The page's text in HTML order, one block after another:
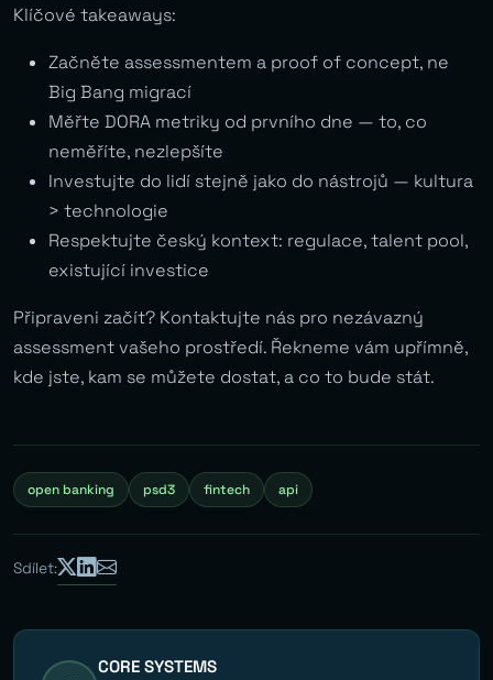
Klíčové takeaways:
Začněte assessmentem a proof of concept, ne
Big Bang migrací
Měřte DORA metriky od prvního dne — to, co
neměříte, nezlepšíte
Investujte do lidí stejně jako do nástrojů — kultura
> technologie
Respektujte český kontext: regulace, talent pool,
existující investice
Připraveni začít? Kontaktujte nás pro nezávazný
assessment vašeho prostředí. Řekneme vám upřímně,
kde jste, kam se můžete dostat, a co to bude stát.
open banking psd3 fintech api
Sdílet:
CORE SYSTEMS